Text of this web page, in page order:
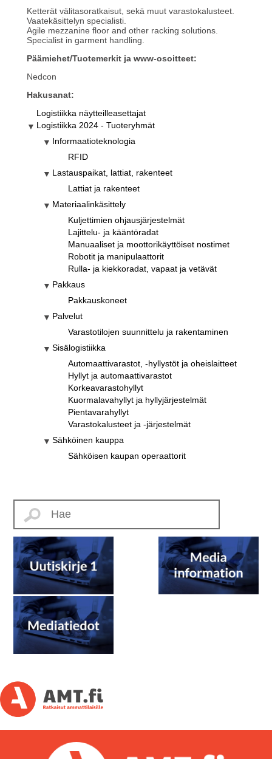
Ketterät välitasoratkaisut, sekä muut varastokalusteet.
Vaatekäsittelyn specialisti.
Agile mezzanine floor and other racking solutions.
Specialist in garment handling.
Päämiehet/Tuotemerkit ja www-osoitteet:
Nedcon
Hakusanat:
Logistiikka näytteilleasettajat
Logistiikka 2024 - Tuoteryhmät
Informaatioteknologia
RFID
Lastauspaikat, lattiat, rakenteet
Lattiat ja rakenteet
Materiaalinkäsittely
Kuljettimien ohjausjärjestelmät
Lajittelu- ja kääntöradat
Manuaaliset ja moottorikäyttöiset nostimet
Robotit ja manipulaattorit
Rulla- ja kiekkoradat, vapaat ja vetävät
Pakkaus
Pakkauskoneet
Palvelut
Varastotilojen suunnittelu ja rakentaminen
Sisälogistiikka
Automaattivarastot, -hyllystöt ja oheislaitteet
Hyllyt ja automaattivarastot
Korkeavarastohyllyt
Kuormalavahyllyt ja hyllyjärjestelmät
Pientavarahyllyt
Varastokalusteet ja -järjestelmät
Sähköinen kauppa
Sähköisen kaupan operaattorit